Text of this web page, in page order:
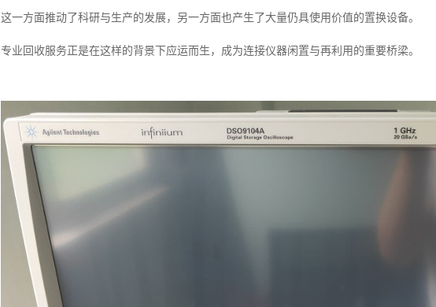
这一方面推动了科研与生产的发展，另一方面也产生了大量仍具使用价值的置换设备。
专业回收服务正是在这样的背景下应运而生，成为连接仪器闲置与再利用的重要桥梁。